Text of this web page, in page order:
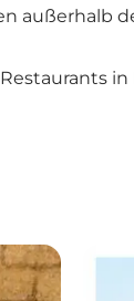
außerhalb